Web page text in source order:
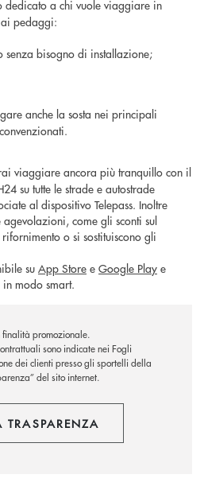
dedicato a chi vuole viaggiare in
pedaggi:
senza bisogno di installazione;
anche la sosta nei principali
viaggiare ancora più tranquillo con il
su tutte le strade e autostrade
al dispositivo Telepass. Inoltre
agevolazioni, come gli sconti sul
o si sostituiscono gli
su App Store e Google Play e
modo smart.
promozionale.
sono indicate nei Fogli
dei clienti presso gli sportelli della
del sito internet.
TRASPARENZA